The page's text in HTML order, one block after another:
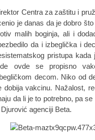
Centra za zaštitu i
je danas da je dobro
malih boginja, ali i
da i izbeglička i
pristupa
ovde se propisno
decom. Niko od
dobija vakcinu. Nažalost,
da li je to potrebno, pa
Djurović agenciji Beta.